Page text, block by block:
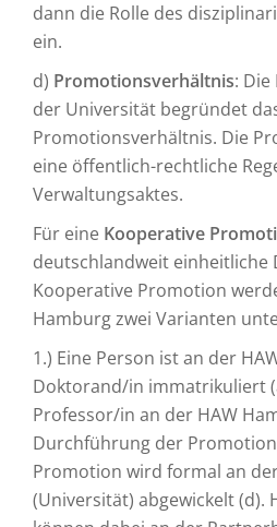
dann die Rolle des
ein.
d) Promotionsverhältnis:
der Universität begründet
Promotionsverhältnis. Die
eine öffentlich-rechtliche
Verwaltungsaktes.
Für eine Kooperative
deutschlandweit einheitliche
Kooperative Promotion
Hamburg zwei Varianten
1.) Eine Person ist an der
Doktorand/in immatrikuliert
Professor/in an der HAW
Durchführung der
Promotion wird formal an
(Universität) abgewickelt (d).